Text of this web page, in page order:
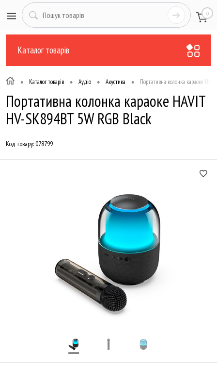
0
Каталог товарів
• Каталог товарів • Аудіо • Акустика • Портативна колонка караоке
Портативна колонка караоке HAVIT
HV-SK894BT 5W RGB Black
Код товару:078799